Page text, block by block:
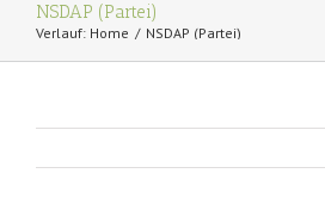
NSDAP (Partei)
Verlauf: Home NSDAP (Partei)